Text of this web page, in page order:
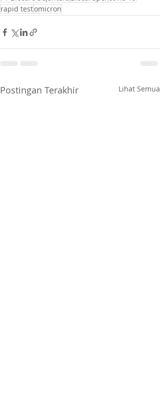
rapid testomicron
Postingan Terakhir Lihat Semua